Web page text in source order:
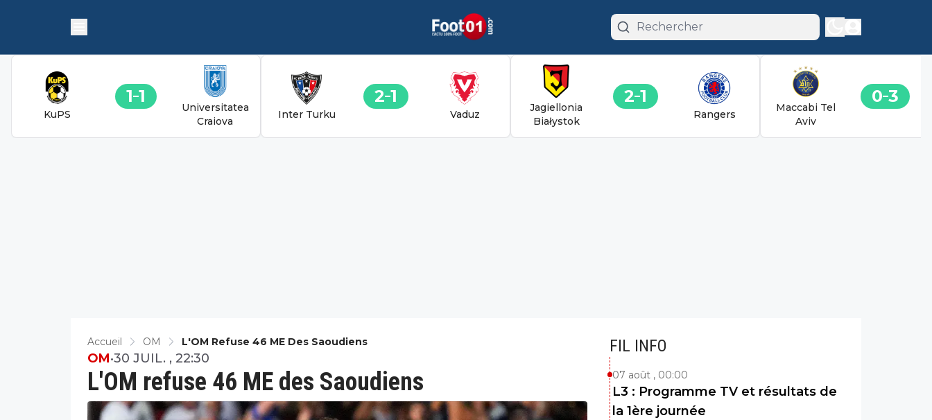
KuPS
1 1
Universitatea
Craiova
Inter Turku
2 1
Vaduz
Jagiellonia
Białystok
2 1
Rangers
Maccabi Tel
Aviv
0 3
Accueil OM L'OM Refuse 46 ME Des Saoudiens
L'OM refuse 46 ME des Saoudiens
OM•30 JUIL. , 22:30
FIL INFO
07 août , 00:00
L3 : Programme TV et résultats de
la 1ère journée